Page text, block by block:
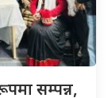
सम्पन्न,